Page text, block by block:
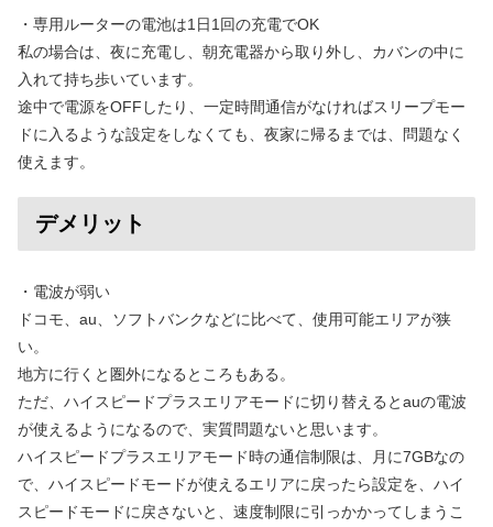
・専用ルーターの電池は1日1回の充電でOK
私の場合は、夜に充電し、朝充電器から取り外し、カバンの中に
入れて持ち歩いています。
途中で電源をOFFしたり、一定時間通信がなければスリープモー
ドに入るような設定をしなくても、夜家に帰るまでは、問題なく
使えます。
デメリット
・電波が弱い
ドコモ、au、ソフトバンクなどに比べて、使用可能エリアが狭
い。
地方に行くと圏外になるところもある。
ただ、ハイスピードプラスエリアモードに切り替えるとauの電波
が使えるようになるので、実質問題ないと思います。
ハイスピードプラスエリアモード時の通信制限は、月に7GBなの
で、ハイスピードモードが使えるエリアに戻ったら設定を、ハイ
スピードモードに戻さないと、速度制限に引っかかってしまうこ